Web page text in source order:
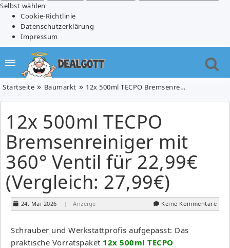
Selbst wählen
Cookie-Richtlinie
Datenschutzerklärung
Impressum
Startseite Baumarkt 12x 500ml TECPO Bremsenreiniger mit 360° Ventil für 22,99€ (Vergleich: 27,99€)
12x 500ml TECPO
Bremsenreiniger mit
360° Ventil für 22,99€
(Vergleich: 27,99€)
24. Mai 2026 | Anzeige Keine Kommentare
Schrauber und Werkstattprofis aufgepasst: Das
praktische Vorratspaket 12x 500ml TECPO